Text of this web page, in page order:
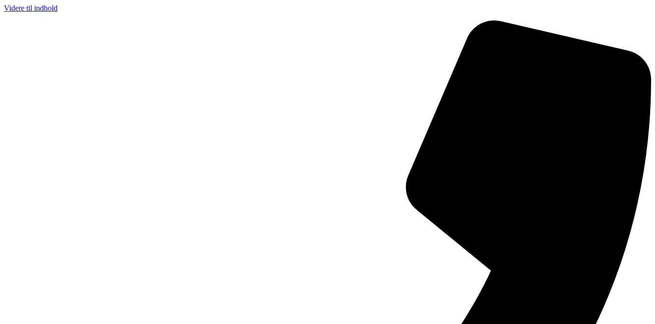
Videre til indhold